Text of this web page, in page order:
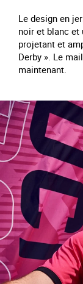
Le design en
noir et blanc et
projetant et
Derby ». Le
maintenant.